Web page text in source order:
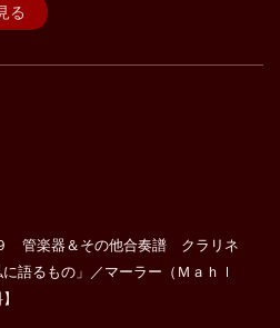
る
管楽器＆その他合奏譜 クラリネ
語るもの」／マーラー（Ｍａｈｌ